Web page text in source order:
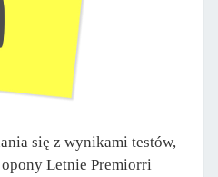
się z wynikami testów,
Letnie Premiorri